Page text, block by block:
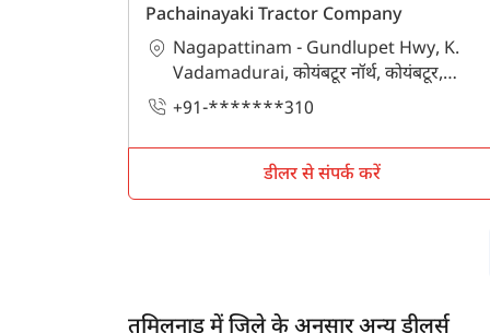
Pachainayaki Tractor Company
Nagapattinam - Gundlupet Hwy, K.
Vadamadurai, कोयंबटूर नॉर्थ, कोयंबटूर,
तमिलनाडु - 641017
+91-*******310
डीलर से संपर्क करें